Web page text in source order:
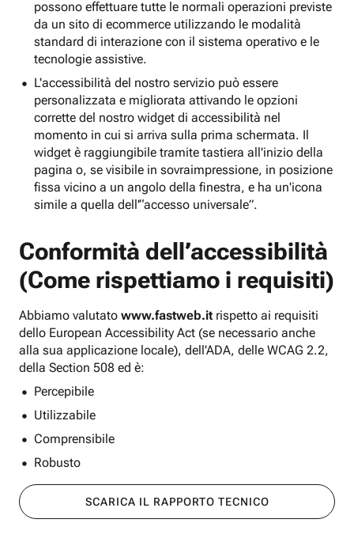
possono effettuare tutte le normali operazioni previste
da un sito di ecommerce utilizzando le modalità
standard di interazione con il sistema operativo e le
tecnologie assistive.
L'accessibilità del nostro servizio può essere
personalizzata e migliorata attivando le opzioni
corrette del nostro widget di accessibilità nel
momento in cui si arriva sulla prima schermata. Il
widget è raggiungibile tramite tastiera all'inizio della
pagina o, se visibile in sovraimpressione, in posizione
fissa vicino a un angolo della finestra, e ha un'icona
simile a quella dell'“accesso universale”.
Conformità dell’accessibilità
(Come rispettiamo i requisiti)
Abbiamo valutato www.fastweb.it rispetto ai requisiti
dello European Accessibility Act (se necessario anche
alla sua applicazione locale), dell'ADA, delle WCAG 2.2,
della Section 508 ed è:
Percepibile
Utilizzabile
Comprensibile
Robusto
SCARICA IL RAPPORTO TECNICO